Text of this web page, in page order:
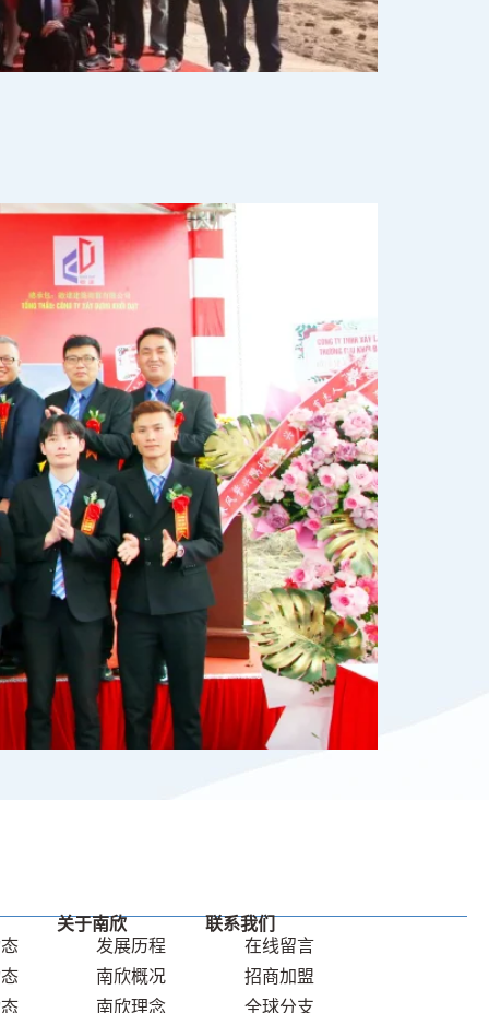
关于南欣
发展历程
南欣概况
南欣理念
联系我们
在线留⾔
招商加盟
全球分⽀